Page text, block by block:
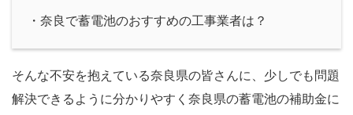
・奈良で蓄電池のおすすめの工事業者は？
そんな不安を抱えている奈良県の皆さんに、少しでも問題
解決できるように分かりやすく奈良県の蓄電池の補助金に